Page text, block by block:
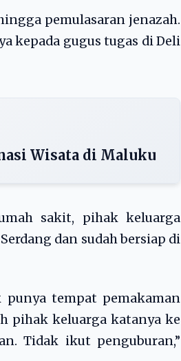
pemulasaran jenazah.
kepada gugus tugas di Deli
Wisata di Maluku
sakit, pihak keluarga
dan sudah bersiap di
punya tempat pemakaman
pihak keluarga katanya ke
Tidak ikut penguburan,”